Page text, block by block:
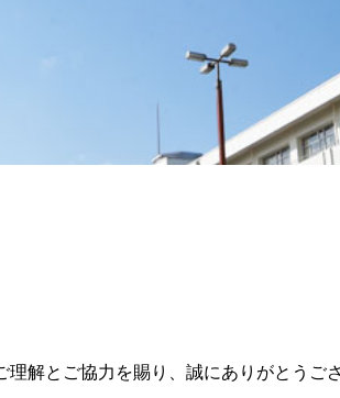
解とご協力を賜り、誠にありがとうご